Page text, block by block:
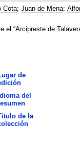
Cota; Juan de Mena;
el “Arcipreste de
de
Idioma del
de la